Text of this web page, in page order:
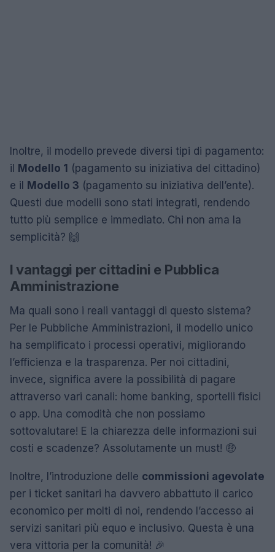
Inoltre, il modello prevede diversi tipi di pagamento:
il
Modello 1 (pagamento su iniziativa del cittadino)
e il
Modello 3 (pagamento su iniziativa dell’ente).
Questi due modelli sono stati integrati, rendendo
tutto più semplice e immediato. Chi non ama la
semplicità? 🙌
I vantaggi per cittadini e Pubblica
Amministrazione
Ma quali sono i reali vantaggi di questo sistema?
Per le Pubbliche Amministrazioni, il modello unico
ha semplificato i processi operativi, migliorando
l’efficienza e la trasparenza. Per noi cittadini,
invece, significa avere la possibilità di pagare
attraverso vari canali: home banking, sportelli fisici
o app. Una comodità che non possiamo
sottovalutare! E la chiarezza delle informazioni sui
costi e scadenze? Assolutamente un must! 🤑
Inoltre, l’introduzione delle commissioni agevolate
per i ticket sanitari ha davvero abbattuto il carico
economico per molti di noi, rendendo l’accesso ai
servizi sanitari più equo e inclusivo. Questa è una
vera vittoria per la comunità! 🎉